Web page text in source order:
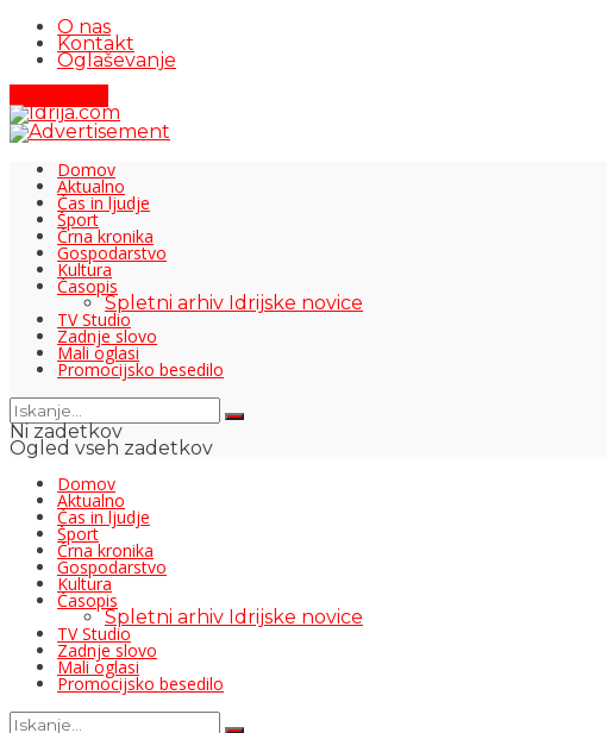
O nas
Kontakt
Oglaševanje
Domov
Aktualno
Čas in ljudje
Šport
Črna kronika
Gospodarstvo
Kultura
Časopis
Spletni arhiv Idrijske novice
TV Studio
Zadnje slovo
Mali oglasi
Promocijsko besedilo
Ni zadetkov
Ogled vseh zadetkov
Domov
Aktualno
Čas in ljudje
Šport
Črna kronika
Gospodarstvo
Kultura
Časopis
Spletni arhiv Idrijske novice
TV Studio
Zadnje slovo
Mali oglasi
Promocijsko besedilo